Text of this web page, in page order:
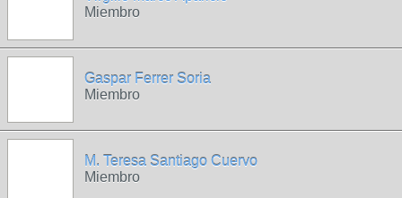
Miembro
Gaspar Ferrer Soria
Miembro
M. Teresa Santiago Cuervo
Miembro